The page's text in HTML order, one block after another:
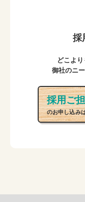
採
どこよ
御社のニ
採用ご
のお申し込み